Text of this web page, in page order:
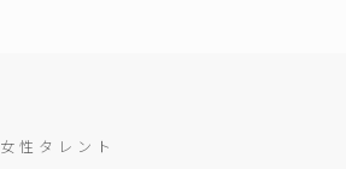
女性タレント